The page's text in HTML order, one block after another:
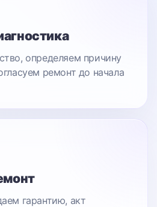
определяем причину
ремонт до начала
гарантию, акт